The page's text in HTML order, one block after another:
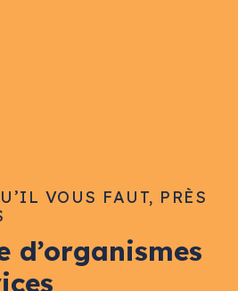
VOUS FAUT, PRÈS
d’organismes